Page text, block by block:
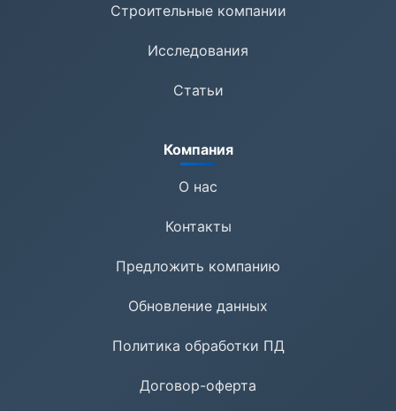
Строительные компании
Исследования
Статьи
Компания
О нас
Контакты
Предложить компанию
Обновление данных
Политика обработки ПД
Договор-оферта